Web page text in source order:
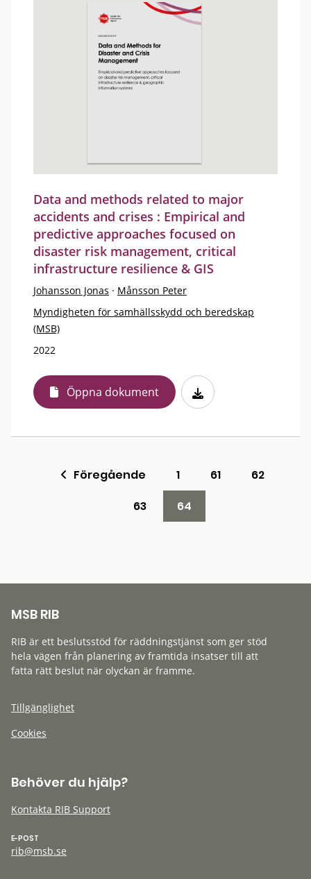
Data and methods related to major
accidents and crises : Empirical and
predictive approaches focused on
disaster risk management, critical
infrastructure resilience & GIS
Johansson Jonas · Månsson Peter
Myndigheten för samhällsskydd och beredskap
(MSB)
2022
Öppna dokument
Föregående 1 61
62
63
64
MSB RIB
RIB är ett beslutsstöd för räddningstjänst som ger stöd
hela vägen från planering av framtida insatser till att
fatta rätt beslut när olyckan är framme.
Tillgänglighet
Cookies
Behöver du hjälp?
Kontakta RIB Support
E-POST
rib@msb.se